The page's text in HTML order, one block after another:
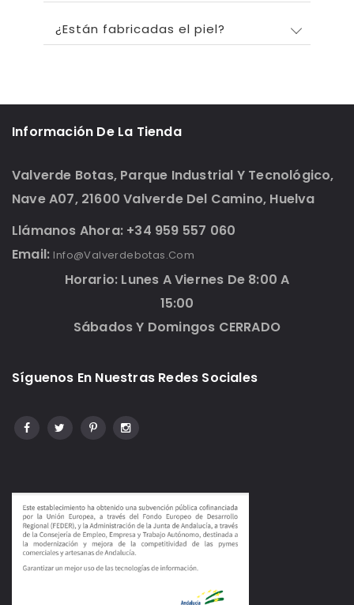
¿Están fabricadas el piel?
Información De La Tienda
Valverde Botas, Parque Industrial Y Tecnológico,
Nave A07, 21600 Valverde Del Camino, Huelva
Llámanos Ahora: +34 959 557 060
Email: Info@valverdebotas.com
Horario: Lunes A Viernes De 8:00 A
15:00
Sábados Y Domingos CERRADO
Síguenos En Nuestras Redes Sociales